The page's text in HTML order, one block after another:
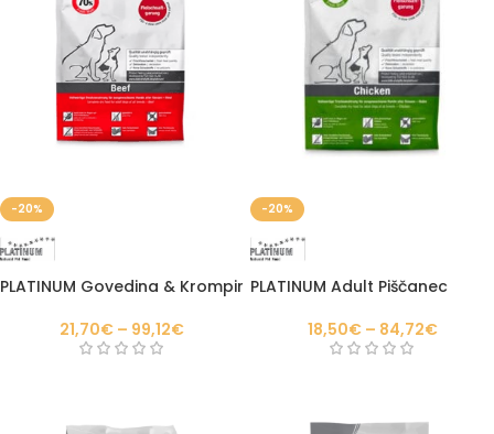
-20%
PLATINUM Govedina & Krompir
21,70€ – 99,12€
-20%
PLATINUM Adult Piščanec
18,50€ – 84,72€